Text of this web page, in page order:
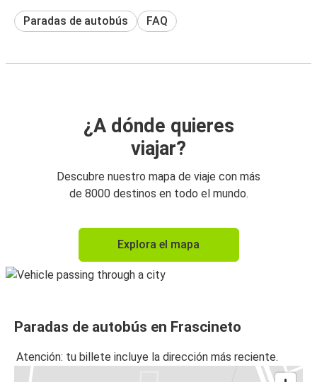
Paradas de autobús FAQ
¿A dónde quieres
viajar?
Descubre nuestro mapa de viaje con más
de 8000 destinos en todo el mundo.
Explora el mapa
Paradas de autobús en Frascineto
Atención: tu billete incluye la dirección más reciente.